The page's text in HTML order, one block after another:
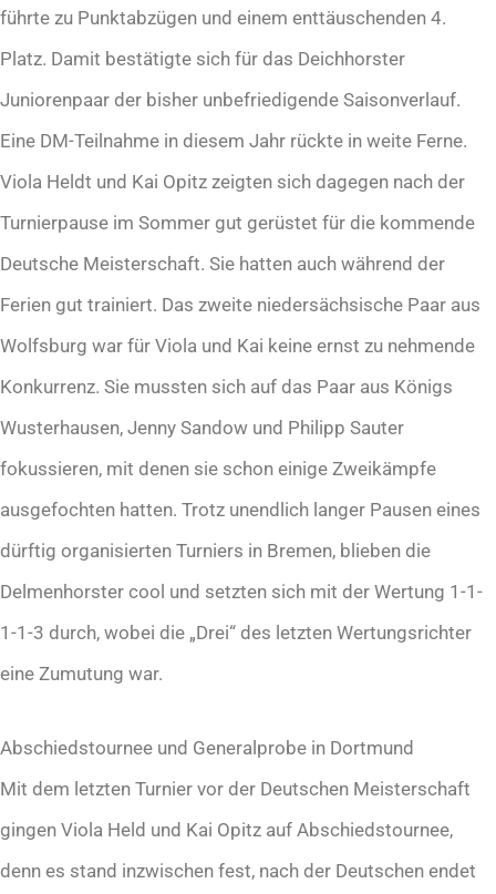
führte zu Punktabzügen und einem enttäuschenden 4.
Platz. Damit bestätigte sich für das Deichhorster
Juniorenpaar der bisher unbefriedigende Saisonverlauf.
Eine DM-Teilnahme in diesem Jahr rückte in weite Ferne.
Viola Heldt und Kai Opitz zeigten sich dagegen nach der
Turnierpause im Sommer gut gerüstet für die kommende
Deutsche Meisterschaft. Sie hatten auch während der
Ferien gut trainiert. Das zweite niedersächsische Paar aus
Wolfsburg war für Viola und Kai keine ernst zu nehmende
Konkurrenz. Sie mussten sich auf das Paar aus Königs
Wusterhausen, Jenny Sandow und Philipp Sauter
fokussieren, mit denen sie schon einige Zweikämpfe
ausgefochten hatten. Trotz unendlich langer Pausen eines
dürftig organisierten Turniers in Bremen, blieben die
Delmenhorster cool und setzten sich mit der Wertung 1-1-
1-1-3 durch, wobei die „Drei“ des letzten Wertungsrichter
eine Zumutung war.
Abschiedstournee und Generalprobe in Dortmund
Mit dem letzten Turnier vor der Deutschen Meisterschaft
gingen Viola Held und Kai Opitz auf Abschiedstournee,
denn es stand inzwischen fest, nach der Deutschen endet